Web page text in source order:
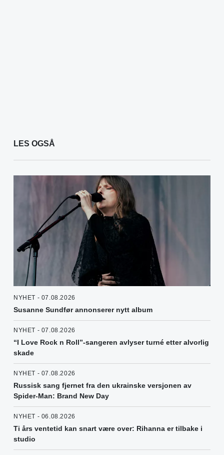
LES OGSÅ
NYHET - 07.08.2026
Susanne Sundfør annonserer nytt album
NYHET - 07.08.2026
“I Love Rock n Roll”-sangeren avlyser turné etter alvorlig
skade
NYHET - 07.08.2026
Russisk sang fjernet fra den ukrainske versjonen av
Spider-Man: Brand New Day
NYHET - 06.08.2026
Ti års ventetid kan snart være over: Rihanna er tilbake i
studio